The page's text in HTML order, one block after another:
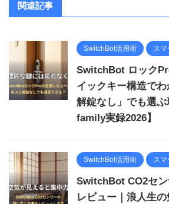
関連記事
SwitchBot活用術 スマ
SwitchBot ロック
イックキー構造で
解錠なし」でも選
family実録2026】
SwitchBot活用術 スマ
SwitchBot CO2セ
レビュー｜浪人生